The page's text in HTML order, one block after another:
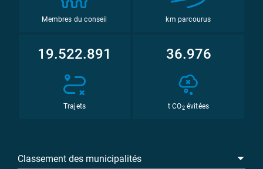
Membres du conseil km parcourus
19.522.891
Trajets
36.976
t CO2évitées
Classement des municipalités